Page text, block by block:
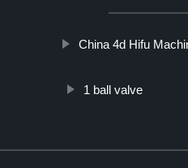
China 4d Hifu
1 ball valve